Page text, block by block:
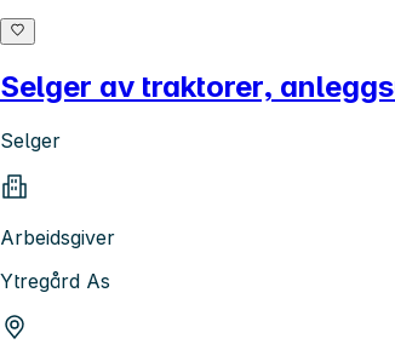
Selger av traktorer,
Selger
Arbeidsgiver
Ytregård As